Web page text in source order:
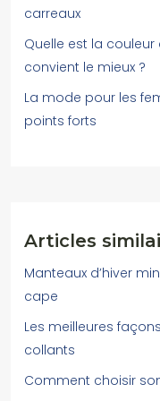
carreaux
Quelle est la
convient le mieux ?
La mode pour les
points forts
Articles
Manteaux d’hiver
cape
Les meilleures
collants
Comment choisir